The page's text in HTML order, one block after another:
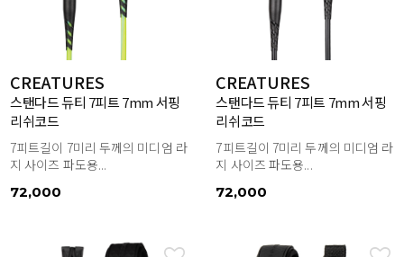
CREATURES
스탠다드 듀티 7피트 7mm 서핑
리쉬코드
7피트길이 7미리 두께의 미디엄 라
지 사이즈 파도용...
72,000
CREATURES
스탠다드 듀티 7피트 7mm 서핑
리쉬코드
7피트길이 7미리 두께의 미디엄 라
지 사이즈 파도용...
72,000